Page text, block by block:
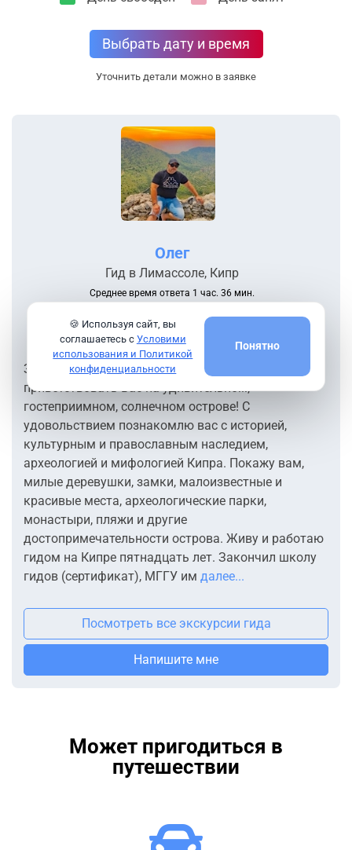
Выбрать дату и время
Уточнить детали можно в заявке
Олег
Гид в Лимассоле, Кипр
Среднее время ответа 1 час. 36 мин.
3года на
Cruguide
11посетили мои экскурсии
Здравствуйте, дорогие друзья! Рад
приветствовать Вас на удивительном,
гостеприимном, солнечном острове! С
удовольствием познакомлю вас с историей,
культурным и православным наследием,
археологией и мифологией Кипра. Покажу вам,
милые деревушки, замки, малоизвестные и
красивые места, археологические парки,
монастыри, пляжи и другие
достопримечательности острова. Живу и работаю
гидом на Кипре пятнадцать лет. Закончил школу
гидов (сертификат), МГГУ им далее...
Посмотреть все экскурсии гида
Напишите мне
Может пригодиться в
путешествии
🍪 Используя сайт, вы
соглашаетесь с Условими
использования и Политикой
конфиденциальности
Понятно